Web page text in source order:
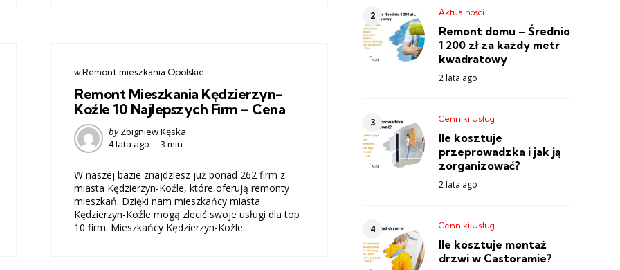
Categories
post
wRemont mieszkania Opolskie
Remont Mieszkania Kędzierzyn-
Koźle 10 Najlepszych Firm – Cena
Posted
by
by Zbigniew Kęska
4 lata ago
3 min
W naszej bazie znajdziesz już ponad 262 firm z
miasta Kędzierzyn-Koźle, które oferują remonty
mieszkań. Dzięki nam mieszkańcy miasta
Kędzierzyn-Koźle mogą zlecić swoje usługi dla top
10 firm. Mieszkańcy Kędzierzyn-Koźle...
Aktualności
Remont domu – Średnio
1 200 zł za każdy metr
kwadratowy
2 lata ago
Cenniki Usług
Ile kosztuje
przeprowadzka i jak ją
zorganizować?
2 lata ago
Cenniki Usług
Ile kosztuje montaż
drzwi w Castoramie?